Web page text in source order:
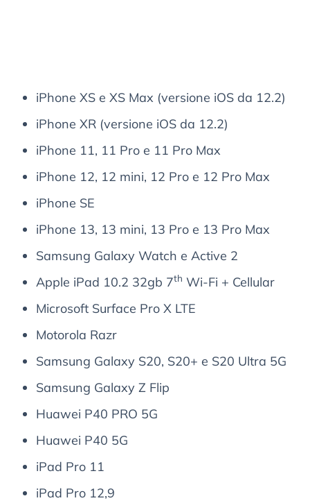
iPhone XS e XS Max (versione iOS da 12.2)
iPhone XR (versione iOS da 12.2)
iPhone 11, 11 Pro e 11 Pro Max
iPhone 12, 12 mini, 12 Pro e 12 Pro Max
iPhone SE
iPhone 13, 13 mini, 13 Pro e 13 Pro Max
Samsung Galaxy Watch e Active 2
Apple iPad 10.2 32gb 7th Wi-Fi + Cellular
Microsoft Surface Pro X LTE
Motorola Razr
Samsung Galaxy S20, S20+ e S20 Ultra 5G
Samsung Galaxy Z Flip
Huawei P40 PRO 5G
Huawei P40 5G
iPad Pro 11
iPad Pro 12,9